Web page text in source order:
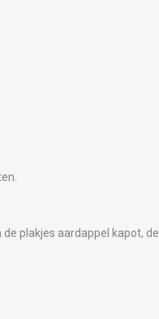
plakjes aardappel kapot, de